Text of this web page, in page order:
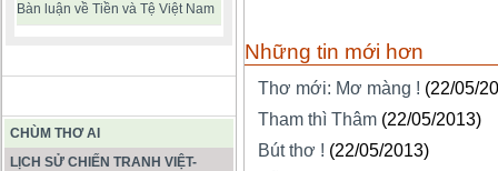
Bàn luận về Tiền và Tệ Việt Nam
CHÙM THƠ AI
LỊCH SỬ CHIẾN TRANH VIỆT-
Những tin mới hơn
Thơ mới: Mơ màng ! (22/05/
Tham thì Thâm (22/05/2013)
Bút thơ ! (22/05/2013)